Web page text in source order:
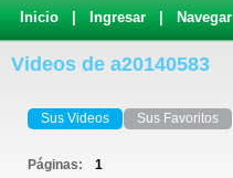
Inicio Ingresar Navegar
Videos de a20140583
Sus Videos Sus Favoritos
Páginas: 1